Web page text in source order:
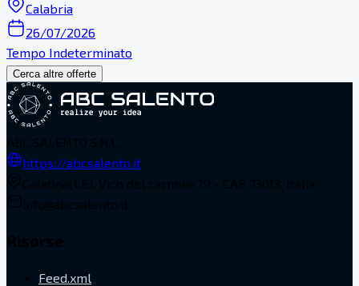
Calabria
26/07/2026
Tempo Indeterminato
Cerca altre offerte
https://abcsalento.it
Feed.xml